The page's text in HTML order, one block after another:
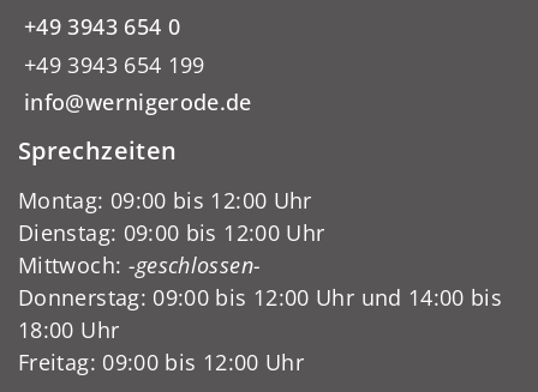
+49 3943 654 0
+49 3943 654 199
info@wernigerode.de
Sprechzeiten
Montag: 09:00 bis 12:00 Uhr
Dienstag: 09:00 bis 12:00 Uhr
Mittwoch: -geschlossen-
Donnerstag: 09:00 bis 12:00 Uhr und 14:00 bis
18:00 Uhr
Freitag: 09:00 bis 12:00 Uhr